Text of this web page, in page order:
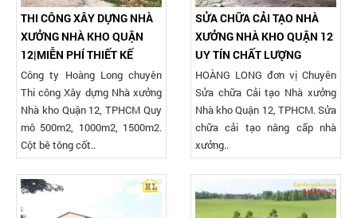
THI CÔNG XÂY DỰNG NHÀ
XƯỞNG NHÀ KHO QUẬN
12|MIỄN PHÍ THIẾT KẾ
Công ty Hoàng Long chuyên
Thi công Xây dựng Nhà xưởng
Nhà kho Quận 12, TPHCM Quy
mô 500m2, 1000m2, 1500m2.
Cột bê tông cốt..
SỬA CHỮA CẢI TẠO NHÀ
XƯỞNG NHÀ KHO QUẬN 12
UY TÍN CHẤT LƯỢNG
HOÀNG LONG đơn vị Chuyên
Sửa chữa Cải tạo Nhà xưởng
Nhà kho Quận 12, TPHCM. Sửa
chữa cải tạo nâng cấp nhà
xưởng..